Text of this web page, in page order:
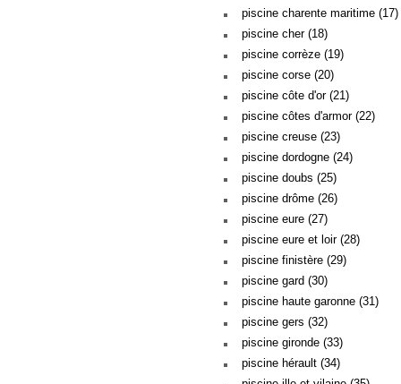
piscine charente maritime (17)
piscine cher (18)
piscine corrèze (19)
piscine corse (20)
piscine côte d'or (21)
piscine côtes d'armor (22)
piscine creuse (23)
piscine dordogne (24)
piscine doubs (25)
piscine drôme (26)
piscine eure (27)
piscine eure et loir (28)
piscine finistère (29)
piscine gard (30)
piscine haute garonne (31)
piscine gers (32)
piscine gironde (33)
piscine hérault (34)